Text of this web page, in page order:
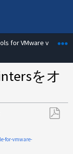
たたむ
for VMware vSphere
をオ
for-vmware-